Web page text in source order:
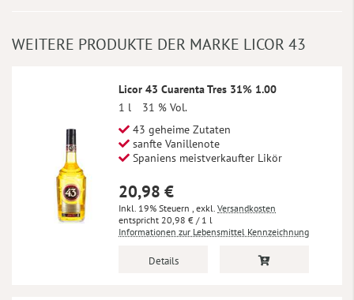
WEITERE PRODUKTE DER MARKE LICOR 43
Licor 43 Cuarenta Tres 31% 1.00
1 l
31 % Vol.
43 geheime Zutaten
sanfte Vanillenote
Spaniens meistverkaufter Likör
20,98 €
Inkl. 19% Steuern , exkl. Versandkosten
20,98 € / 1 l
Informationen zur Lebensmittel Kennzeichnung
Details